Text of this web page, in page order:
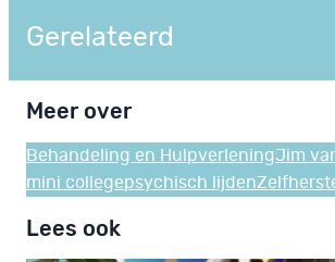
Gerelateerd
Meer over
Behandeling en HulpverleningJim
mini collegepsychisch lijden
Lees ook